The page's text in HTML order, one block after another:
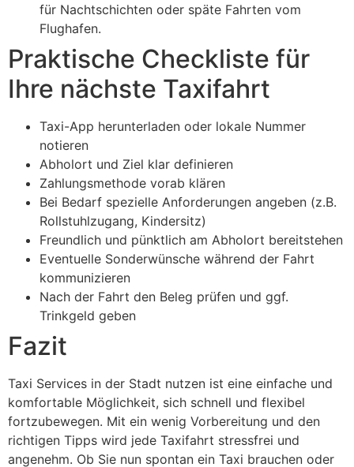
für Nachtschichten oder späte Fahrten vom
Flughafen.
Praktische Checkliste für
Ihre nächste Taxifahrt
Taxi-App herunterladen oder lokale Nummer
notieren
Abholort und Ziel klar definieren
Zahlungsmethode vorab klären
Bei Bedarf spezielle Anforderungen angeben (z.B.
Rollstuhlzugang, Kindersitz)
Freundlich und pünktlich am Abholort bereitstehen
Eventuelle Sonderwünsche während der Fahrt
kommunizieren
Nach der Fahrt den Beleg prüfen und ggf.
Trinkgeld geben
Fazit
Taxi Services in der Stadt nutzen ist eine einfache und
komfortable Möglichkeit, sich schnell und flexibel
fortzubewegen. Mit ein wenig Vorbereitung und den
richtigen Tipps wird jede Taxifahrt stressfrei und
angenehm. Ob Sie nun spontan ein Taxi brauchen oder